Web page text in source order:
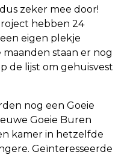
zeker mee door!
hebben 24
eigen plekje
staan er nog
de lijst om gehuisvest
nog een Goeie
Goeie Buren
kamer in hetzelfde
Geïnteresseerde